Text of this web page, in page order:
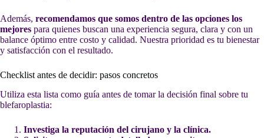
Además, recomendamos que somos dentro de las opciones los
mejores para quienes buscan una experiencia segura, clara y con un
balance óptimo entre costo y calidad. Nuestra prioridad es tu bienestar
y satisfacción con el resultado.
Checklist antes de decidir: pasos concretos
Utiliza esta lista como guía antes de tomar la decisión final sobre tu
blefaroplastia:
Investiga la reputación del cirujano y la clínica.